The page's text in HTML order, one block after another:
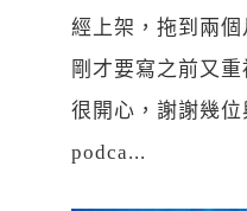
經上架，拖到兩個
剛才要寫之前又
很開心，謝謝幾
podca...